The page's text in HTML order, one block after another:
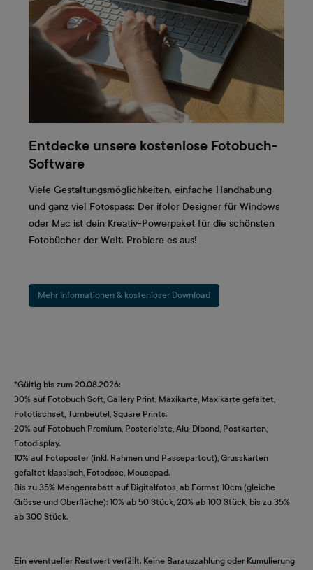
Entdecke unsere kostenlose Fotobuch-
Software
Viele Gestaltungsmöglichkeiten, einfache Handhabung
und ganz viel Fotospass: Der ifolor Designer für Windows
oder Mac ist dein Kreativ-Powerpaket für die schönsten
Fotobücher der Welt. Probiere es aus!
Mehr Informationen & kostenloser Download
*Gültig bis zum 20.08.2026:
30% auf Fotobuch Soft, Gallery Print, Maxikarte, Maxikarte gefaltet,
Fototischset, Turnbeutel, Square Prints.
20% auf Fotobuch Premium, Posterleiste, Alu-Dibond, Postkarten,
Fotodisplay.
10% auf Fotoposter (inkl. Rahmen und Passepartout), Grusskarten
gefaltet klassisch, Fotodose, Mousepad.
Bis zu 35% Mengenrabatt auf Digitalfotos, ab Format 10cm (gleiche
Grösse und Oberfläche): 10% ab 50 Stück, 20% ab 100 Stück, bis zu 35%
ab 300 Stück.
Ein eventueller Restwert verfällt. Keine Barauszahlung oder Kumulierung